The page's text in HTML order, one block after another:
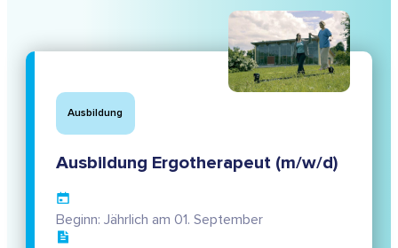
Ausbildung
Ausbildung Ergotherapeut (m/w/d)
Beginn: Jährlich am 01. September